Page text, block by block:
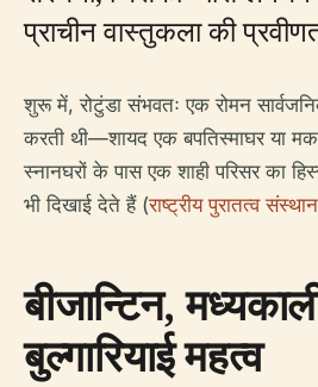
प्राचीन वास्तुकला की
शुरू में, रोटुंडा संभवतः एक रोमन
करती थी—शायद एक बपतिस्माघर या
स्नानघरों के पास एक शाही परिसर का
भी दिखाई देते हैं (राष्ट्रीय पुरातत्व
बीजान्टिन,
बुल्गारियाई महत्व